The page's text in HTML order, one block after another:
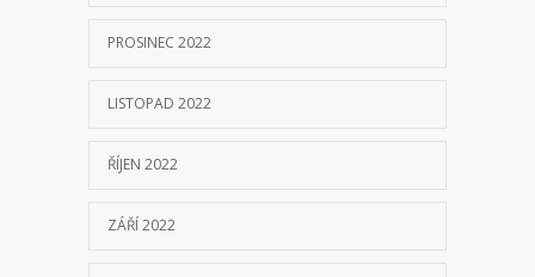
PROSINEC 2022
LISTOPAD 2022
ŘÍJEN 2022
ZÁŘÍ 2022